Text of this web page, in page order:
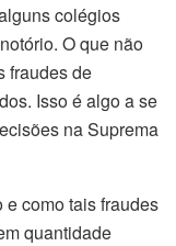
colégios
O que não
fraudes de
Isso é algo a se
na Suprema
como tais fraudes
quantidade